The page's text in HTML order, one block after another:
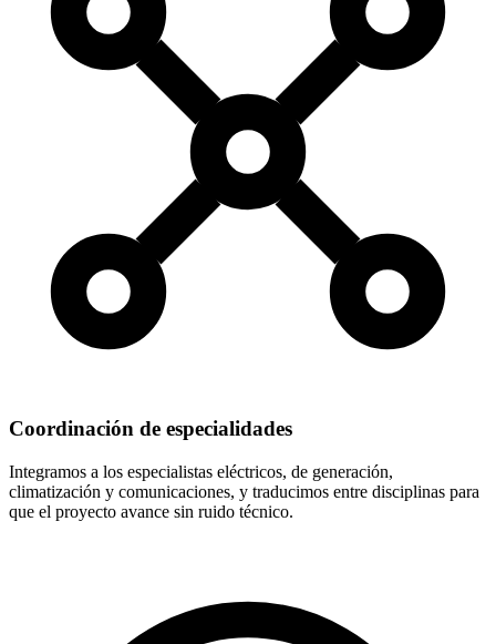
Coordinación de especialidades
Integramos a los especialistas eléctricos, de generación,
climatización y comunicaciones, y traducimos entre disciplinas para
que el proyecto avance sin ruido técnico.